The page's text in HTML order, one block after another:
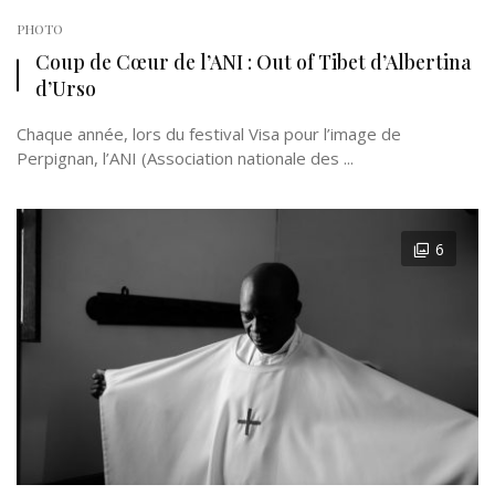
PHOTO
Coup de Cœur de l’ANI : Out of Tibet d’Albertina
d’Urso
Chaque année, lors du festival Visa pour l’image de
Perpignan, l’ANI (Association nationale des ...
6